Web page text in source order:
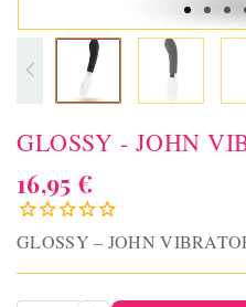
GLOSSY - JOHN
16,95 €
GLOSSY – JOHN